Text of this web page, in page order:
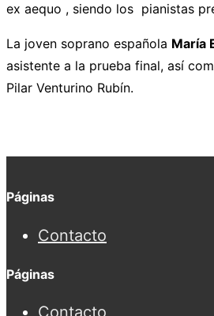
ex aequo , siendo los pianistas
La joven soprano española María
asistente a la prueba final, así
Pilar Venturino Rubín.
Páginas
Contacto
Páginas
Contacto